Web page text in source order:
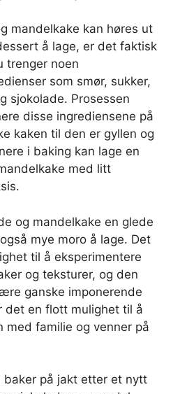
mandelkake kan høres ut
å lage, er det faktisk
trenger noen
som smør, sukker,
sjokolade. Prosessen
disse ingrediensene på
kaken til den er gyllen og
i baking kan lage en
med litt
og mandelkake en glede
mye moro å lage. Det
til å eksperimentere
og teksturer, og den
ganske imponerende
det en flott mulighet til å
med familie og venner på
baker på jakt etter et nytt